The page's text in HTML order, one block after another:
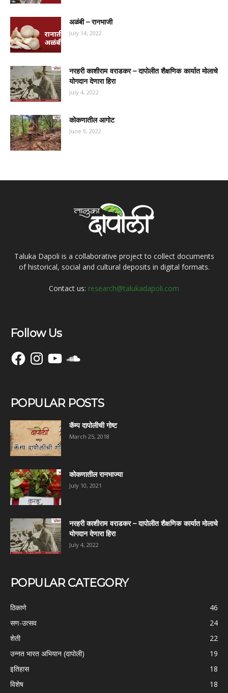
अळंबी – रानभाजी
July 14, 2022
नरहरी काशीराम वराडकर – दापोलीत शैक्षणिक कार्यात मोलाचे
योगदान देणारा हिरा
July 4, 2022
कोकणातील आगोट
June 9, 2022
Taluka Dapoli is a collaborative project to collect documents
of historical, social and cultural deposits in digital formats.
Contact us: research@talukadapoli.com
Follow Us
FacebookInstagramYouTubeSoundCloud
POPULAR POSTS
कॅम्प दापोलीची गोष्ट
March 25, 2018
कोकणातील रानभाज्या
July 10, 2021
नरहरी काशीराम वराडकर – दापोलीत शैक्षणिक कार्यात मोलाचे
योगदान देणारा हिरा
July 4, 2022
POPULAR CATEGORY
ठिकाणे
46
सण-उत्सव
24
शेती
22
उन्नत भारत अभियान (दापोली)
19
इतिहास
18
विशेष
18